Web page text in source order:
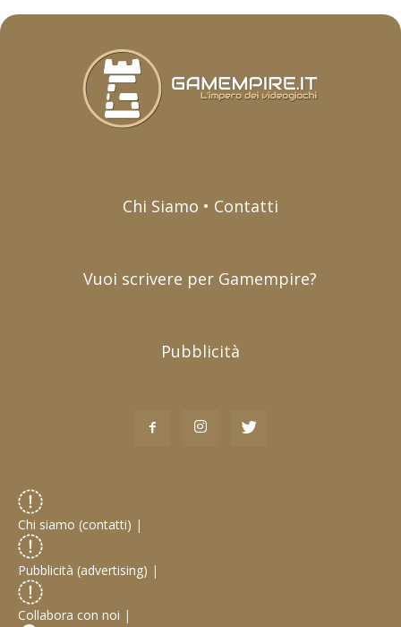
Chi Siamo • Contatti
Vuoi scrivere per Gamempire?
Pubblicità
Chi siamo (contatti) |
Pubblicità (advertising) |
Collabora con noi |